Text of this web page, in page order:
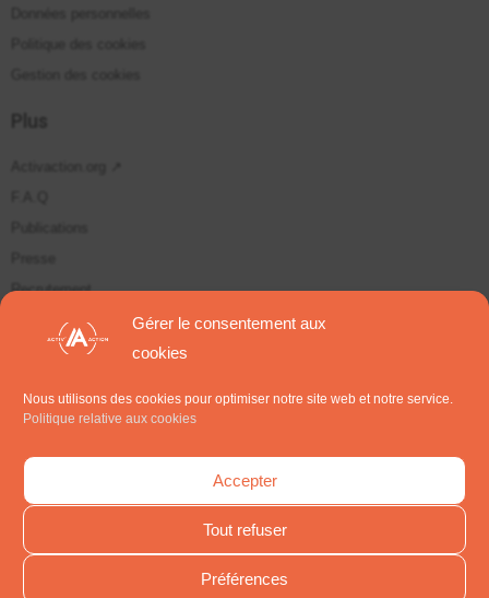
Gérer le consentement aux
cookies
Nous utilisons des cookies pour optimiser notre site web et notre service.
Politique relative aux cookies
Accepter
Tout refuser
Préférences
Plus
Recrutement
Plan du site
Suivez-nous sur
S'inscrire aux Newsletters